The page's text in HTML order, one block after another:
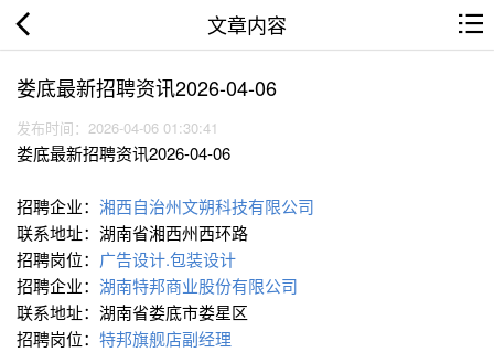
文章内容
娄底最新招聘资讯2026-04-06
发布时间：2026-04-06 01:30:41
娄底最新招聘资讯2026-04-06
招聘企业： 湘西自治州文朔科技有限公司
联系地址：湖南省湘西州西环路
招聘岗位： 广告设计.包装设计
招聘企业： 湖南特邦商业股份有限公司
联系地址：湖南省娄底市娄星区
招聘岗位： 特邦旗舰店副经理